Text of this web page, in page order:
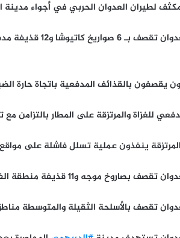
لطيران العدوان الحربي في أجواء مدينة
كاتيوشا و12 قذيفة مدفعية قريتي
يقصفون بالقذائف المدفعية باتجاة حارة
للغزاة والمرتزقة على المطار بالتزامن
ينفذون عملية تسلل فاشلة على
بصاروخ موجه و11 قذيفة منطقة الفازة بمديرية التحيتا
تقصف بالأسلحة الثقيلة والمتوسطة مناطق متفرقة